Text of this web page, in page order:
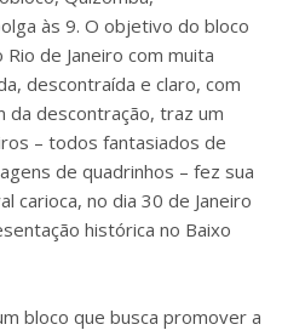
às 9. O objetivo do bloco
de Janeiro com muita
descontraída e claro, com
da descontração, traz um
– todos fantasiados de
de quadrinhos – fez sua
carioca, no dia 30 de Janeiro
histórica no Baixo
bloco que busca promover a